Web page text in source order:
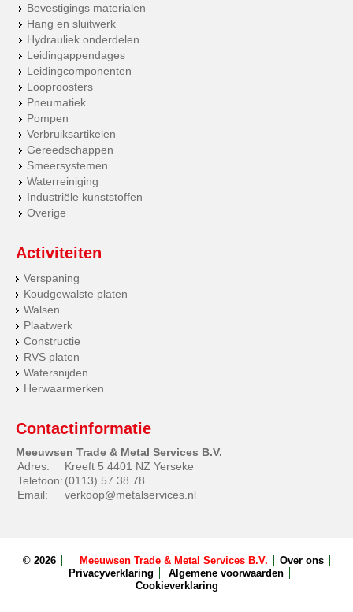
Bevestigings materialen
Hang en sluitwerk
Hydrauliek onderdelen
Leidingappendages
Leidingcomponenten
Looproosters
Pneumatiek
Pompen
Verbruiksartikelen
Gereedschappen
Smeersystemen
Waterreiniging
Industriële kunststoffen
Overige
Activiteiten
Verspaning
Koudgewalste platen
Walsen
Plaatwerk
Constructie
RVS platen
Watersnijden
Herwaarmerken
Contactinformatie
Meeuwsen Trade & Metal Services B.V.
Adres:
Kreeft 5 4401 NZ Yerseke
Telefoon: (0113) 57 38 78
Email:
verkoop@metalservices.nl
© 2026 Meeuwsen Trade & Metal Services B.V.
Over ons
Privacyverklaring
Algemene voorwaarden
Cookieverklaring